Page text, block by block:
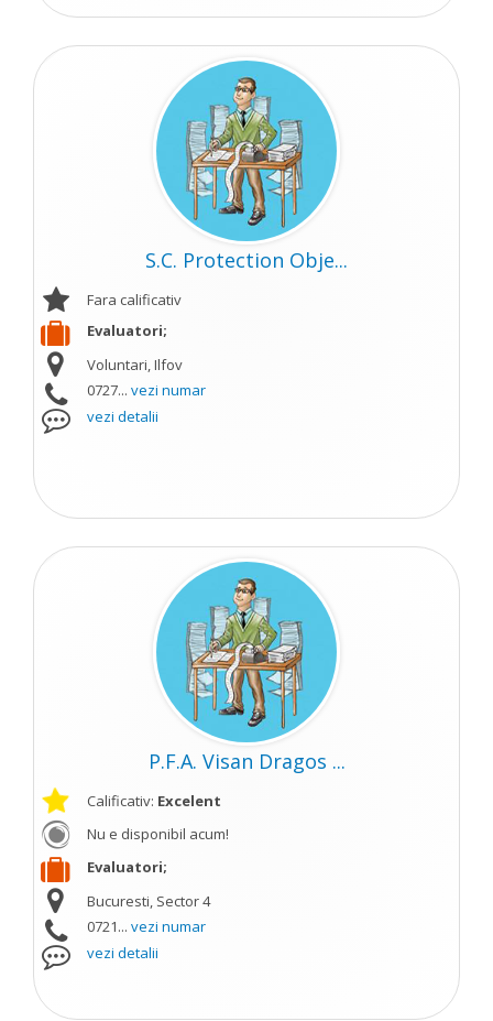
S.C. Protection Obje...
Fara calificativ
Evaluatori;
Voluntari, Ilfov
0727... vezi numar
vezi detalii
P.F.A. Visan Dragos ...
Calificativ: Excelent
Nu e disponibil acum!
Evaluatori;
Bucuresti, Sector 4
0721... vezi numar
vezi detalii